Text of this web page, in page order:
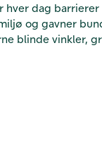
dag
og gavner
blinde vinkler,